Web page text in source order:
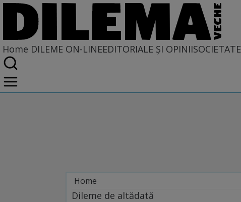
Home DILEME ON-LINEEDITORIALE ȘI OPINIISOCIETATE
Home
Dileme on-line
Dileme de altădată